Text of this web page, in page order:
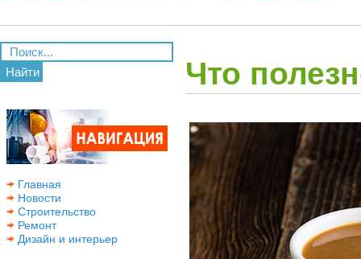
Найти
Главная
Новости
Строительство
Ремонт
Дизайн и интерьер
Что